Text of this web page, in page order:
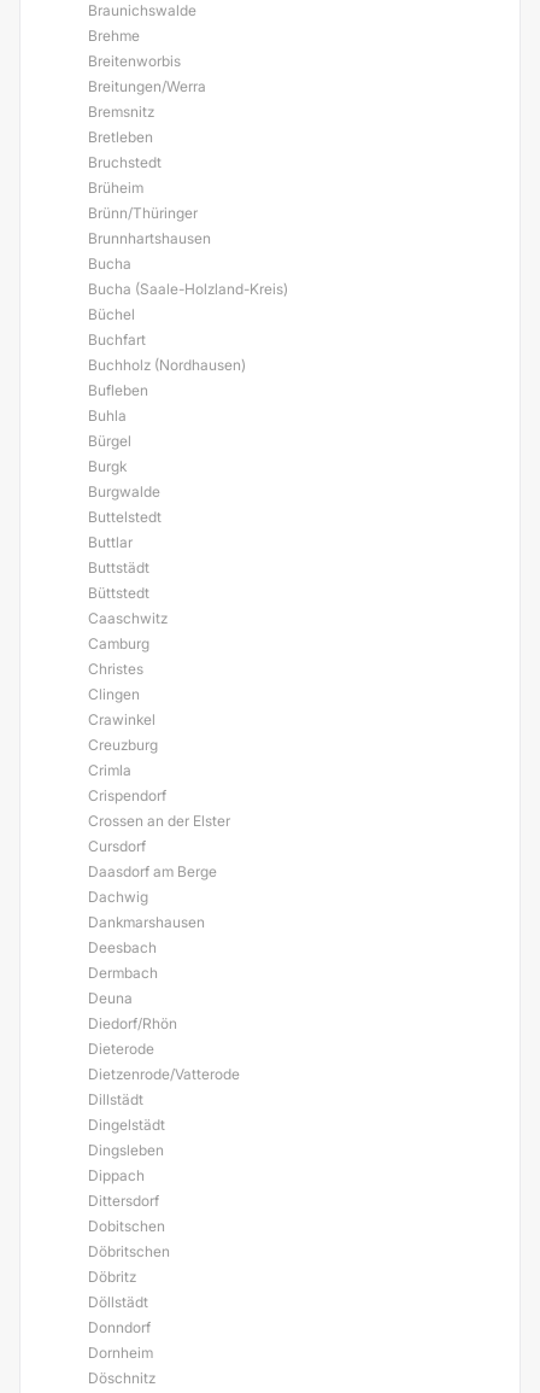
Braunichswalde
Brehme
Breitenworbis
Breitungen/Werra
Bremsnitz
Bretleben
Bruchstedt
Brüheim
Brünn/Thüringer
Brunnhartshausen
Bucha
Bucha (Saale-Holzland-Kreis)
Büchel
Buchfart
Buchholz (Nordhausen)
Bufleben
Buhla
Bürgel
Burgk
Burgwalde
Buttelstedt
Buttlar
Buttstädt
Büttstedt
Caaschwitz
Camburg
Christes
Clingen
Crawinkel
Creuzburg
Crimla
Crispendorf
Crossen an der Elster
Cursdorf
Daasdorf am Berge
Dachwig
Dankmarshausen
Deesbach
Dermbach
Deuna
Diedorf/Rhön
Dieterode
Dietzenrode/Vatterode
Dillstädt
Dingelstädt
Dingsleben
Dippach
Dittersdorf
Dobitschen
Döbritschen
Döbritz
Döllstädt
Donndorf
Dornheim
Döschnitz